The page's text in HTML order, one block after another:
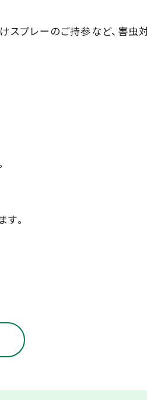
スプレーのご持参など、害虫
。